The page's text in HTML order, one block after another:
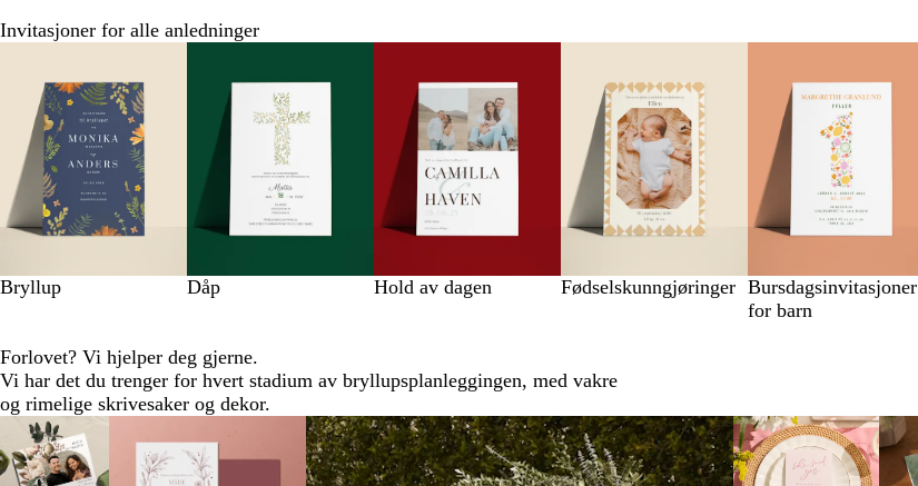
Invitasjoner for alle anledninger
Bryllup Dåp Hold av dagen Fødselskunngjøringer Bursdagsinvitasjoner
for barn
Forlovet? Vi hjelper deg gjerne.
Vi har det du trenger for hvert stadium av bryllupsplanleggingen, med vakre
og rimelige skrivesaker og dekor.
Lysbilder
1
til